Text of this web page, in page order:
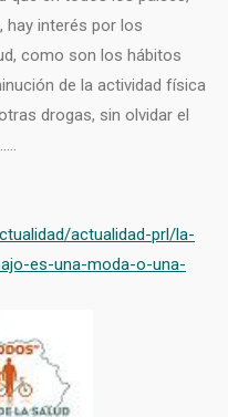
hay interés por los
como son los hábitos
de la actividad física
drogas, sin olvidar el
actualidad-prl/la-
es-una-moda-o-una-